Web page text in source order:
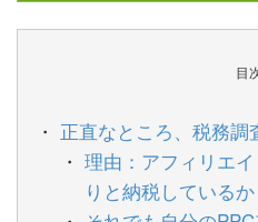
目
正直なところ、税務調
理由：アフィリエ
りと納税しているか